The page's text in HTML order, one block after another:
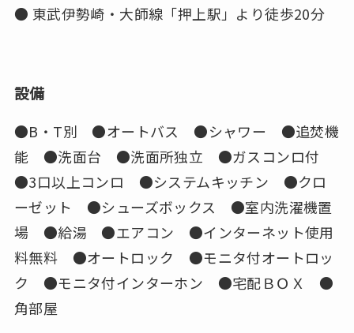
● 東武伊勢崎・大師線「押上駅」より徒歩20分
設備
●B・T別 ●オートバス ●シャワー ●追焚機
能 ●洗面台 ●洗面所独立 ●ガスコンロ付
●3口以上コンロ ●システムキッチン ●クロ
ーゼット ●シューズボックス ●室内洗濯機置
場 ●給湯 ●エアコン ●インターネット使用
料無料 ●オートロック ●モニタ付オートロッ
ク ●モニタ付インターホン ●宅配ＢＯＸ ●
角部屋